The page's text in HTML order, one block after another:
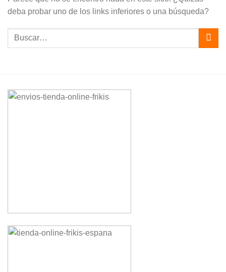
deba probar uno de los links inferiores o una búsqueda?